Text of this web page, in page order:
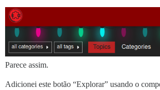
Parece assim.
Adicionei este botão “Explorar” usando o